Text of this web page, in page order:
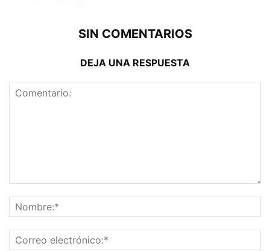
SIN COMENTARIOS
DEJA UNA RESPUESTA